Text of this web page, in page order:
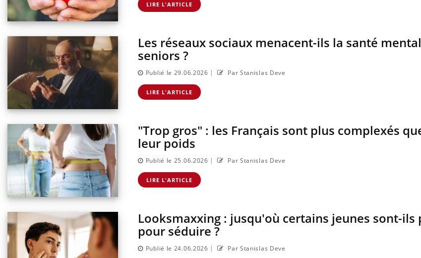
LIRE L'ARTICLE
Les réseaux sociaux menacent-ils la santé
seniors ?
Publié le 29.06.2026 | Par Stanislas Deve
LIRE L'ARTICLE
"Trop gros" : les Français sont plus complexés
leur poids
Publié le 25.06.2026 | Par Stanislas Deve
LIRE L'ARTICLE
Looksmaxxing : jusqu'où certains jeunes sont-ils
pour séduire ?
Publié le 24.06.2026 | Par Stanislas Deve
Fatigue en vacances :
normal ou signe d’une